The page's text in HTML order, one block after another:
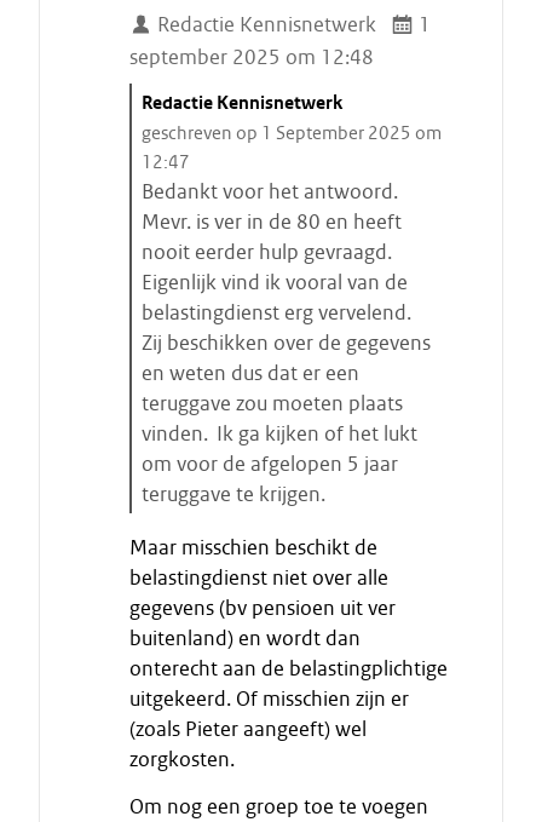
Redactie Kennisnetwerk
1
september 2025 om 12:48
C
i
t
a
a
t
s
t
a
Redactie Kennisnetwerk
geschreven op 1 September 2025 om
12:47
Bedankt voor het antwoord.
Mevr. is ver in de 80 en heeft
nooit eerder hulp gevraagd.
Eigenlijk vind ik vooral van de
belastingdienst erg vervelend.
Zij beschikken over de gegevens
en weten dus dat er een
teruggave zou moeten plaats
vinden. Ik ga kijken of het lukt
om voor de afgelopen 5 jaar
teruggave te krijgen.
i
n
d
e
c
i
t
a
t
Maar misschien beschikt de
belastingdienst niet over alle
gegevens (bv pensioen uit ver
buitenland) en wordt dan
onterecht aan de belastingplichtige
uitgekeerd. Of misschien zijn er
(zoals Pieter aangeeft) wel
zorgkosten.
Om nog een groep toe te voegen